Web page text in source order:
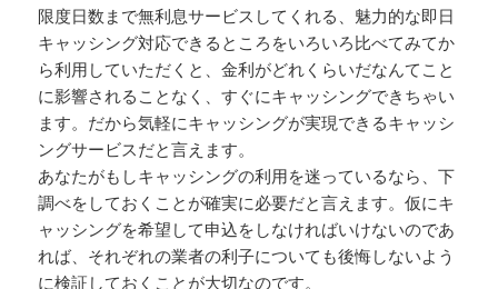
限度日数まで無利息サービスしてくれる、魅力的な即日
キャッシング対応できるところをいろいろ比べてみてか
ら利用していただくと、金利がどれくらいだなんてこと
に影響されることなく、すぐにキャッシングできちゃい
ます。だから気軽にキャッシングが実現できるキャッシ
ングサービスだと言えます。
あなたがもしキャッシングの利用を迷っているなら、下
調べをしておくことが確実に必要だと言えます。仮にキ
ャッシングを希望して申込をしなければいけないのであ
れば、それぞれの業者の利子についても後悔しないよう
に検証しておくことが大切なのです。